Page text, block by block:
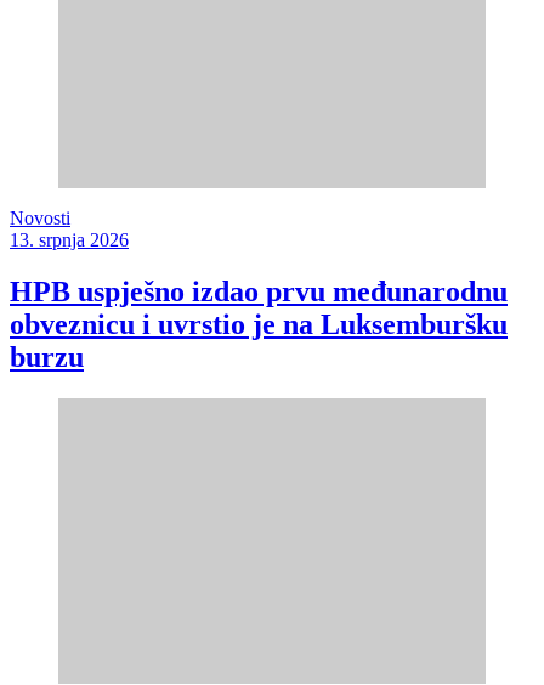
Novosti
13. srpnja 2026
HPB uspješno izdao prvu međunarodnu
obveznicu i uvrstio je na Luksemburšku
burzu